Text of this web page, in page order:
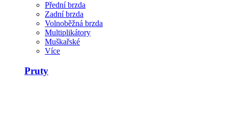
Přední brzda
Zadní brzda
Volnoběžná brzda
Multiplikátory
Muškařské
Více
Pruty